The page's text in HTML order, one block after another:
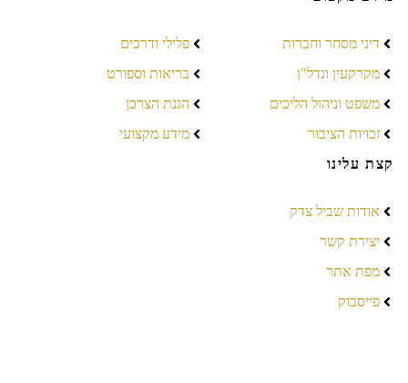
דיני מסחר וחברות
מקרקעין ונדל"ן
משפט וניהול הליכים
זכויות הציבור
פלילי ודרכים
בריאות וספורט
הגנת הצרכן
מידע מקצועי
קצת עלינו
אודות שביל צדק
יצירת קשר
מפת אתר
פייסבוק